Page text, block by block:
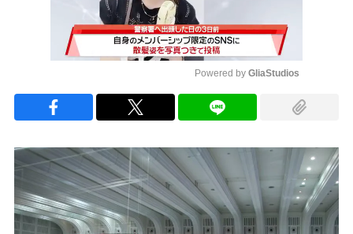
Powered by GliaStudios